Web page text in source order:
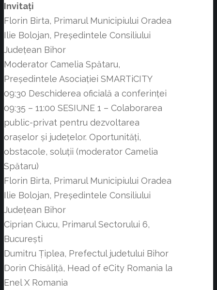
Invitați
Florin Birta, Primarul Municipiului Oradea
Ilie Bolojan, Președintele Consiliului
Județean Bihor
Moderator Camelia Spătaru,
Președintele Asociației SMARTiCITY
09:30 Deschiderea oficială a conferinței
09:35 – 11:00 SESIUNE 1 – Colaborarea
public-privat pentru dezvoltarea
orașelor și județelor. Oportunități,
obstacole, soluții (moderator Camelia
Spătaru)
Florin Birta, Primarul Municipiului Oradea
Ilie Bolojan, Președintele Consiliului
Județean Bihor
Ciprian Ciucu, Primarul Sectorului 6,
București
Dumitru Țiplea, Prefectul judetului Bihor
Dorin Chisăliță, Head of eCity Romania la
Enel X Romania